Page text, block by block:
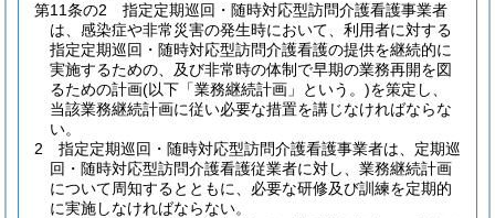
第11条の2
指定定期巡回・随時対応型訪問介護看護事業者
は、感染症や非常災害の発生時において、利用者に対する
指定定期巡回・随時対応型訪問介護看護の提供を継続的に
実施するための、及び非常時の体制で早期の業務再開を図
るための計画(以下「業務継続計画」という。)を策定し、
当該業務継続計画に従い必要な措置を講じなければならな
い。
2
指定定期巡回・随時対応型訪問介護看護事業者は、定期巡
回・随時対応型訪問介護看護従業者に対し、業務継続計画
について周知するとともに、必要な研修及び訓練を定期的
に実施しなければならない。